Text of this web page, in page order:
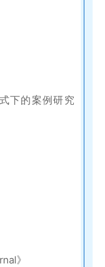
下的案例研究
》